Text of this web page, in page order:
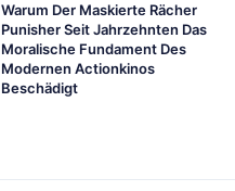
Warum Der Maskierte Rächer
Punisher Seit Jahrzehnten Das
Moralische Fundament Des
Modernen Actionkinos
Beschädigt